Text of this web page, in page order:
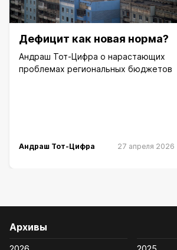
Дефицит как новая норма?
Андраш Тот-Цифра о нарастающих
проблемах региональных бюджетов
Андраш Тот-Цифра 27 апреля 2026
Архивы